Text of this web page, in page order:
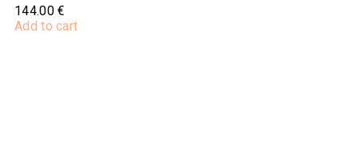
144.00€
Add to cart